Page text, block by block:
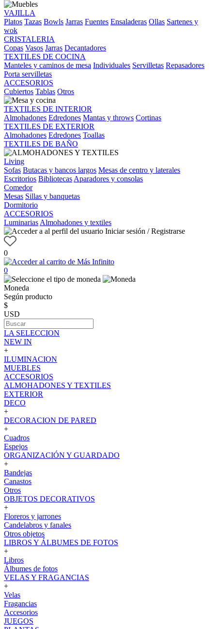
VAJILLA
Platos Tazas Bowls Jarras Fuentes Ensaladeras Ollas Sartenes y
wok
CRISTALERIA
Copas Vasos Jarras Decantadores
TEXTILES DE COCINA
Manteles y caminos de mesa Individuales Servilletas Repasadores
Porta servilletas
ACCESORIOS
Cubiertos Tablas Otros
TEXTILES DE INTERIOR
Almohadones Edredones Mantas y throws Cortinas
TEXTILES DE EXTERIOR
Almohadones Edredones Toallas
TEXTILES DE BAÑO
Living
Sofas Butacas y bancos largos Mesas de centro y laterales
Escritorios Bibliotecas Aparadores y consolas
Comedor
Mesas Sillas y banquetas
Dormitorio
ACCESORIOS
Luminarias Almohadones y textiles
Iniciar sesión / Registrarse
0
0
Moneda
Según producto
$
USD
LA SELECCION
NEW IN
+
ILUMINACION
MUEBLES
ACCESORIOS
ALMOHADONES Y TEXTILES
EXTERIOR
DECO
+
DECORACION DE PARED
+
Cuadros
Espejos
ORGANIZACIÓN Y GUARDADO
+
Bandejas
Canastos
Otros
OBJETOS DECORATIVOS
+
Floreros y jarrones
Candelabros y fanales
Otros objetos
LIBROS Y ÁLBUMES DE FOTOS
+
Libros
Álbumes de fotos
VELAS Y FRAGANCIAS
+
Velas
Fragancias
Accesorios
JUEGOS